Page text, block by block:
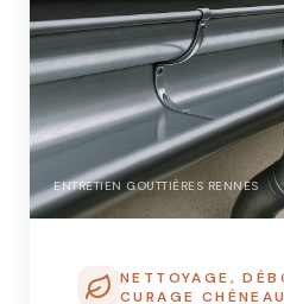
ENTRETIEN GOUTTIÈRES RENNES
NETTOYAGE,
CURAGE